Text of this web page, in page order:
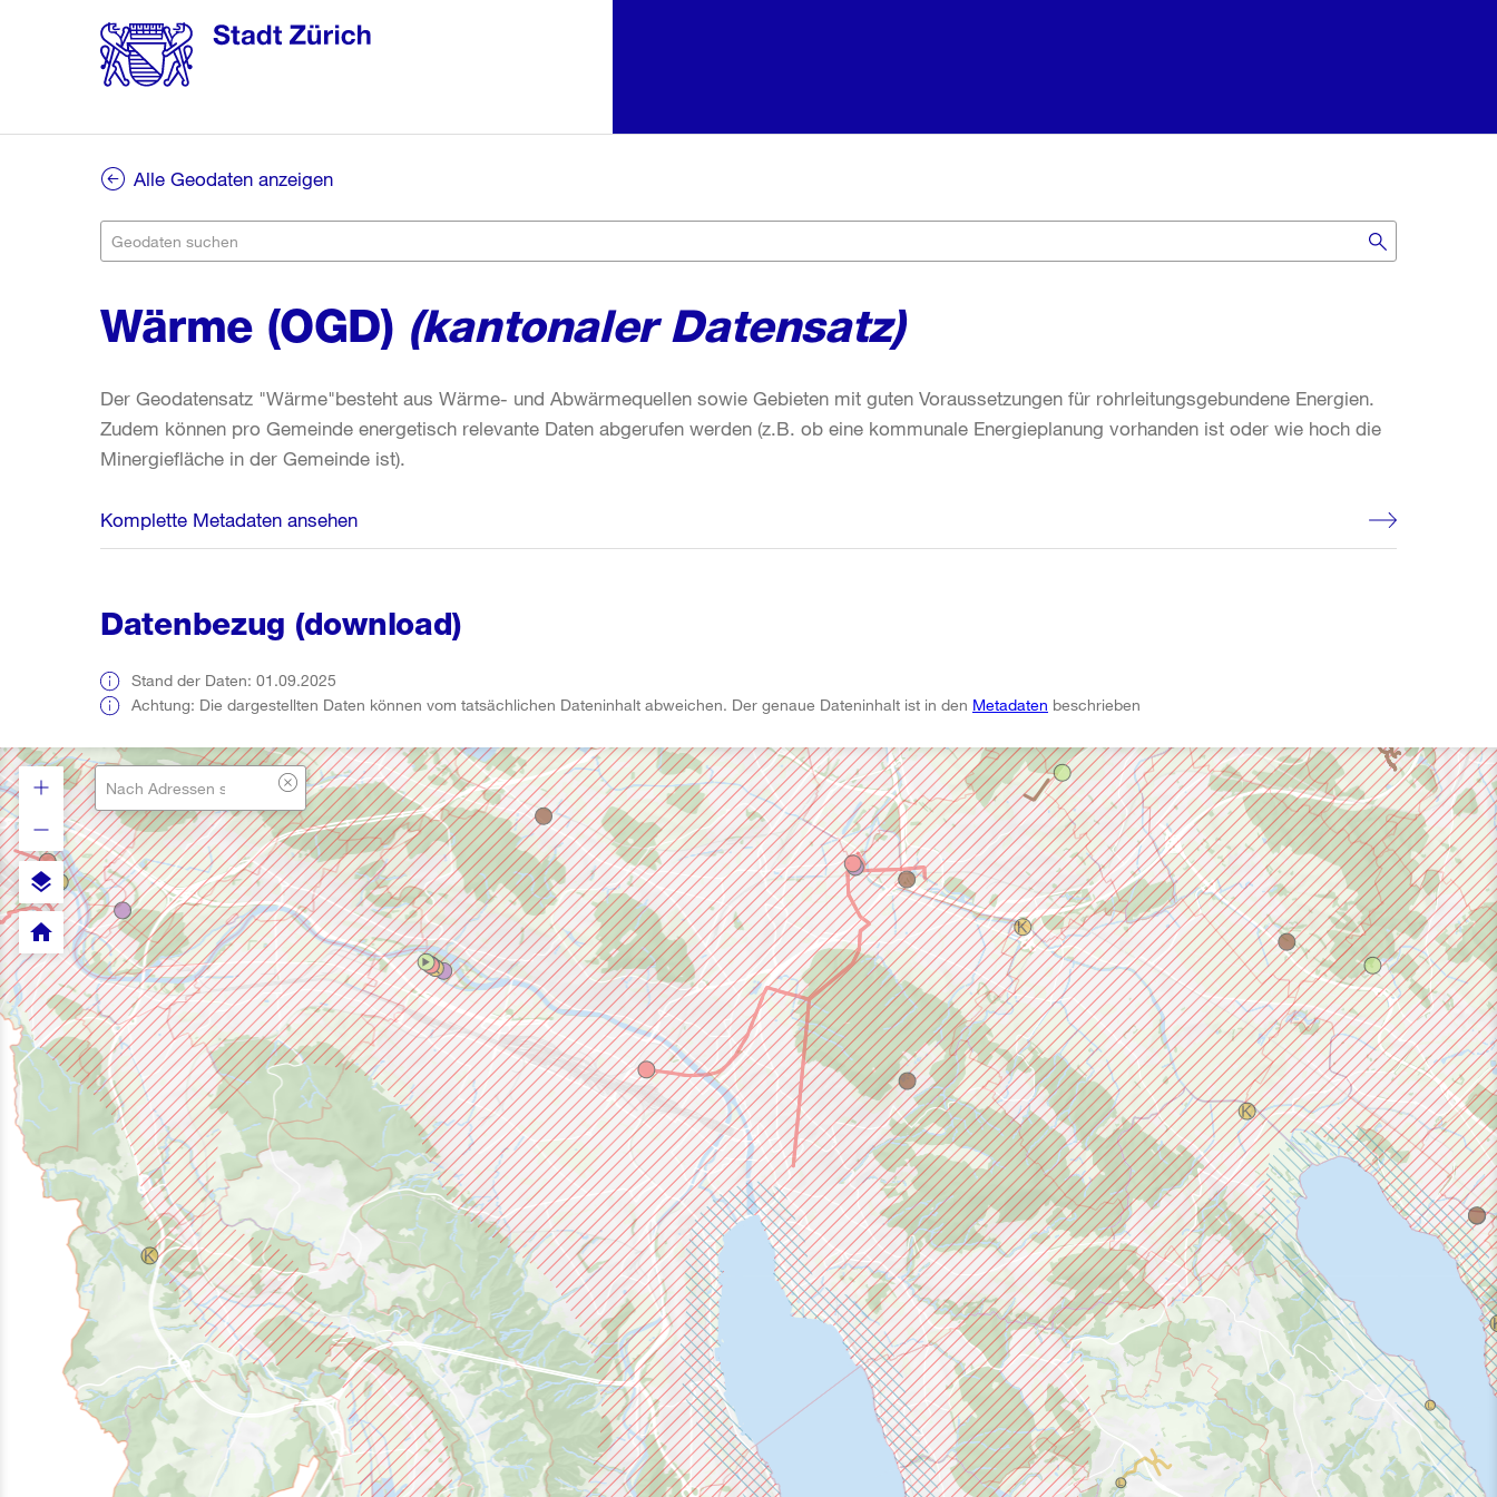
Alle Geodaten anzeigen
Wärme (OGD) (kantonaler Datensatz)
Der Geodatensatz "Wärme"besteht aus Wärme- und Abwärmequellen sowie Gebieten mit guten Voraussetzungen für rohrleitungsgebundene Energien.
Zudem können pro Gemeinde energetisch relevante Daten abgerufen werden (z.B. ob eine kommunale Energieplanung vorhanden ist oder wie hoch die
Minergiefläche in der Gemeinde ist).
Komplette Metadaten ansehen
Datenbezug (download)
Stand der Daten: 01.09.2025
Achtung: Die dargestellten Daten können vom tatsächlichen Dateninhalt abweichen. Der genaue Dateninhalt ist in den Metadaten beschrieben
layers
home